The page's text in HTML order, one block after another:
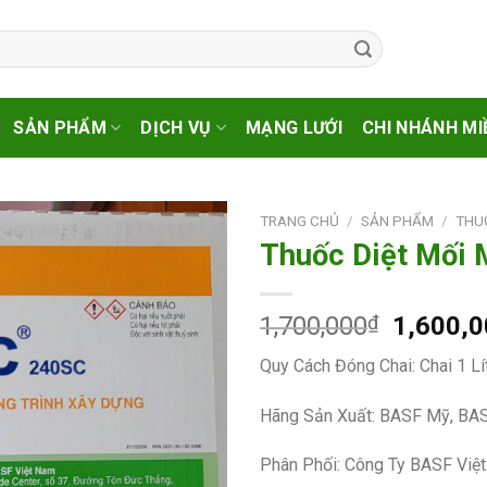
SẢN PHẨM DỊCH VỤ MẠNG LƯỚI CHI NHÁNH
TRANG CHỦ / SẢN PHẨM /
Thuốc Diệt Mối
1,700,000₫
Giá
gốc
là:
Quy Cách Đóng Chai: Chai 1
Hãng Sản Xuất: BASF Mỹ,
Phân Phối: Công Ty BASF